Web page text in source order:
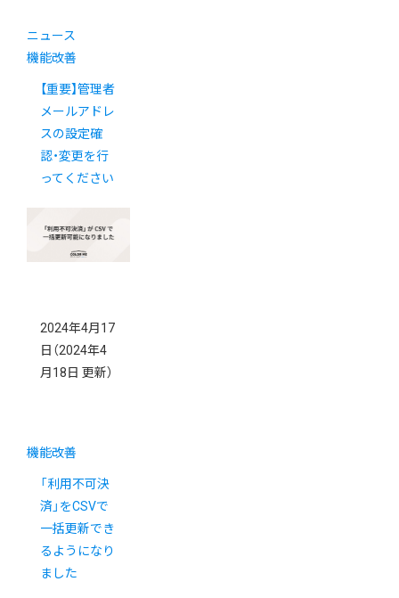
ニュース
機能改善
【重要】管理者
メールアドレ
スの設定確
認・変更を行
ってください
2024年4月17
日 （2024年4
月18日 更新）
機能改善
「利用不可決
済」をCSVで
一括更新でき
るようになり
ました